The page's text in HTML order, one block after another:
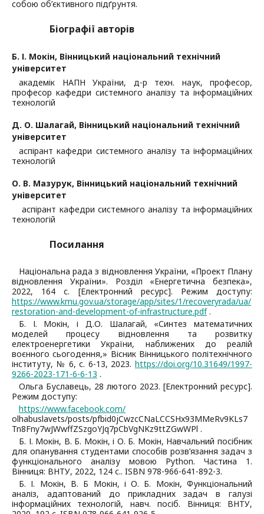
собою об’єктивного підґрунтя.
Біографії авторів
Б. І. Мокін, Вінницький національний технічний
університет
академік НАПН України, д-р техн. наук, професор,
професор кафедри системного аналізу та інформаційних
технологій
Д. О. Шалагай, Вінницький національний технічний
університет
аспірант кафедри системного аналізу та інформаційних
технологій
О. В. Мазурук, Вінницький національний технічний
університет
аспірант кафедри системного аналізу та інформаційних
технологій
Посилання
Національна рада з відновлення України, «Проект Плану
відновлення України». Розділ «Енергетична безпека»,
2022, 164 с. [Електронний ресурс]. Режим доступу:
https://www.kmu.gov.ua/storage/app/sites/1/recoveryrada/ua/
restoration-and-development-of-infrastructure.pdf.
Б. І. Мокін, і Д.О. Шалагай, «Синтез математичних
моделей процесу відновлення та розвитку
електроенергетики України, наближених до реалій
воєнного сьогодення,» Вісник Вінницького політехнічного
інституту, № 6, с. 6-13, 2023. https://doi.org/10.31649/1997-
9266-2023-171-6-6-13 .
Ольга Буславець, 28 лютого 2023. [Електронний ресурс].
Режим доступу:
https://www.facebook.com/
olhabuslavets/posts/pfbid0jCwzcCNaLCCSHx93MMeRv9KLs7
Tn8Fny7wJWwffZSzgoYJq7pCbVgNKz9ttZGwWPl .
Б. І. Мокін, В. Б. Мокін, і О. Б. Мокін, Навчальний посібник
для опанування студентами способів розв’язання задач з
функціонального аналізу мовою Python. Частина 1.
Вінниця: ВНТУ, 2022, 124 с.. ISBN 978-966-641-892-3.
Б. І. Мокін, В. Б Мокін, і О. Б. Мокін, Функціональний
аналіз, адаптований до прикладних задач в галузі
інформаційних технологій, навч. посіб. Вінниця: ВНТУ,